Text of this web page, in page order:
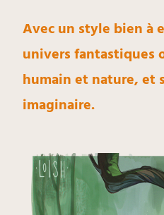
Avec un style bien à
univers fantastiques
humain et nature, et
imaginaire.